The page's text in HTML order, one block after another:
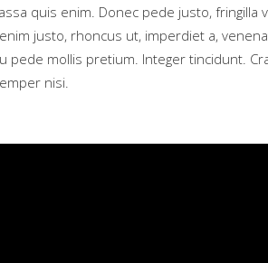
quis enim. Donec pede justo, fringilla
justo, rhoncus ut, imperdiet a,
pede mollis pretium. Integer tincidunt.
nisi.